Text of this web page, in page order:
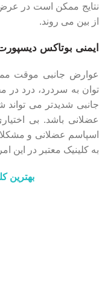
نتایج ممکن است در عرض
از بین می روند.
ایمنی بوتاکس
عوارض جانبی موقت
توان به سردرد، درد در
جانبی شدیدتر می
عضلانی باشد. بی
اسپاسم عضلانی و
به کلینیک معتبر در این
بهترین